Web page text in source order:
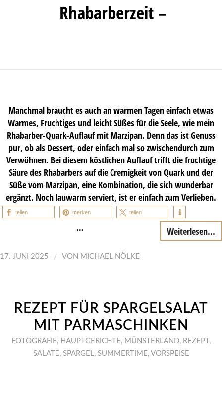
Rhabarberzeit –
Manchmal braucht es auch an warmen Tagen einfach etwas
Warmes, Fruchtiges und leicht Süßes für die Seele, wie mein
Rhabarber-Quark-Auflauf mit Marzipan. Denn das ist Genuss
pur, ob als Dessert, oder einfach mal so zwischendurch zum
Verwöhnen. Bei diesem köstlichen Auflauf trifft die fruchtige
Säure des Rhabarbers auf die Cremigkeit von Quark und der
Süße vom Marzipan, eine Kombination, die sich wunderbar
ergänzt. Noch lauwarm serviert, ist er einfach zum Verlieben.
teilen merken teilen
… Weiterlesen...
17. JUNI 2025 / VON MICHAEL NÖLKE
REZEPT FÜR SPARGELSALAT
MIT PARMASCHINKEN
FOTOGRAFIE , HAUPTGERICHTE , MÜNSTERLAND, REZEPT ,
SALATE , SPARGEL, SUMMERTIME , VORSPEISE